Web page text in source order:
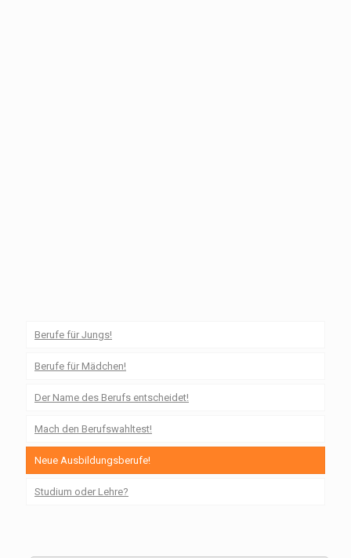
Berufe für Jungs!
Berufe für Mädchen!
Der Name des Berufs entscheidet!
Mach den Berufswahltest!
Neue Ausbildungsberufe!
Studium oder Lehre?